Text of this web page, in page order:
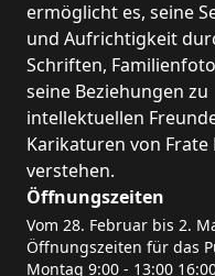
Provinzausstellung (Mai
In dieser farbigen
Die nationalistische
Diese farbige Tusche-
Armando Perotti
Dieses farbige Aquarell
Berührt nicht den alten
In diesem Aquarell leitet
Mit kontinuierlicher
In dieser Zeichnung mit
ermöglicht es, seine
und Aufrichtigkeit
Schriften,
seine Beziehungen zu
intellektuellen
Karikaturen von
verstehen.
Öffnungszeiten
Vom 28. Februar bis 2.
Öffnungszeiten für das
Montag 9:00 - 13:00